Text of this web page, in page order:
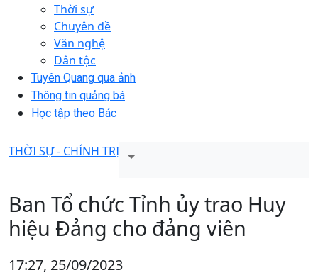
Thời sự
Chuyên đề
Văn nghệ
Dân tộc
Tuyên Quang qua ảnh
Thông tin quảng bá
Học tập theo Bác
THỜI SỰ - CHÍNH TRỊ
Ban Tổ chức Tỉnh ủy trao Huy
hiệu Đảng cho đảng viên
17:27, 25/09/2023